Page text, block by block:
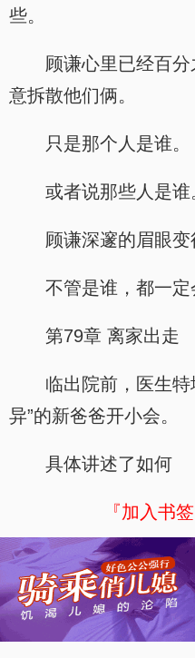
些。
顾谦心里已经百
意拆散他们俩。
只是那个人是谁。
或者说那些人是谁
顾谦深邃的眉眼变
不管是谁，都一定
第79章 离家出走
临出院前，医生
异”的新爸爸开小会。
具体讲述了如何
『加入书